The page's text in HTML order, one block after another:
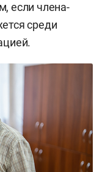
если члена-
среди